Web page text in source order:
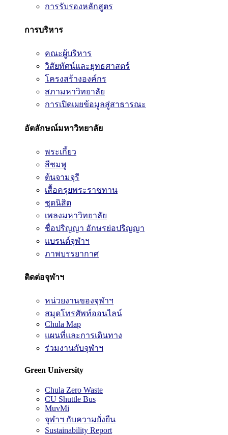
การรับรองหลักสูตร
การบริหาร
คณะผู้บริหาร
วิสัยทัศน์และยุทธศาสตร์
โครงสร้างองค์กร
สภามหาวิทยาลัย
การเปิดเผยข้อมูลสู่สาธารณะ
อัตลักษณ์มหาวิทยาลัย
พระเกี้ยว
สีชมพู
ต้นจามจุรี
เสื้อครุยพระราชทาน
ชุดนิสิต
เพลงมหาวิทยาลัย
ชื่อปริญญา อักษรย่อปริญญา
แบรนด์จุฬาฯ
ภาพบรรยากาศ
ติดต่อจุฬาฯ
หน่วยงานของจุฬาฯ
สมุดโทรศัพท์ออนไลน์
Chula Map
แผนที่และการเดินทาง
ร่วมงานกับจุฬาฯ
Green University
Chula Zero Waste
CU Shuttle Bus
MuvMi
จุฬาฯ กับความยั่งยืน
Sustainability Report